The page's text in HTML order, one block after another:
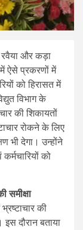
रवैया और कड़ा
ऐसे प्रकरणों में
को हिरासत में
विभाग के
की शिकायतों
रोकने के लिए
भी देगा। उन्होंने
को
समीक्षा
की
दौरान बताया